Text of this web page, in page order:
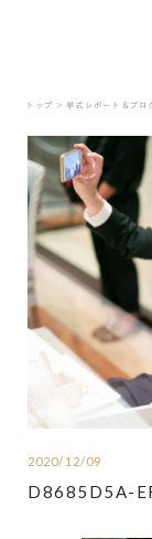
トップ ＞ 挙式レポート＆ブロ
2020/12/09
D8685D5A-